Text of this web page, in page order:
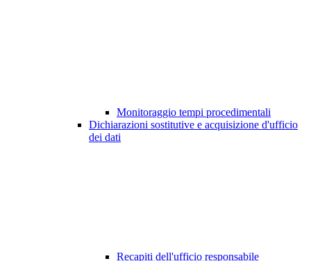
Monitoraggio tempi procedimentali
Dichiarazioni sostitutive e acquisizione d'ufficio
dei dati
Recapiti dell'ufficio responsabile